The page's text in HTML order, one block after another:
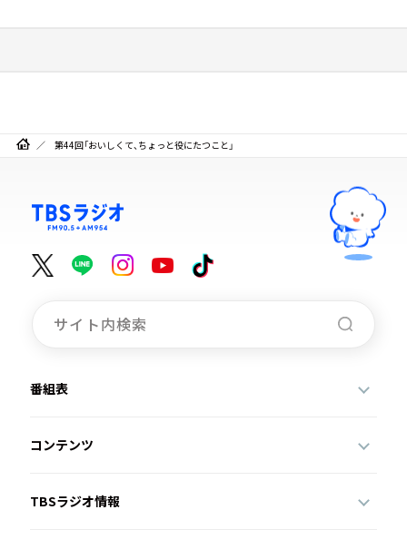
第44回「おいしくて、ちょっと役にたつこと」
番組表
コンテンツ
TBSラジオ情報